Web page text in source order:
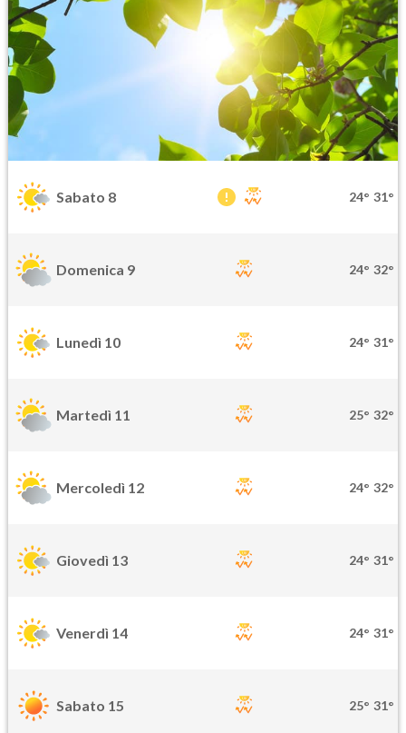
Sabato 8 24° 31°
Domenica 9 24° 32°
Lunedì 10 24° 31°
Martedì 11 25° 32°
Mercoledì 12 24° 32°
Giovedì 13 24° 31°
Venerdì 14 24° 31°
Sabato 15 25° 31°